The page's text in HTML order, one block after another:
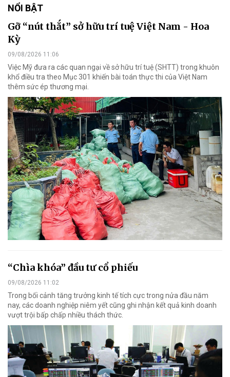
NỔI BẬT
Gỡ “nút thắt” sở hữu trí tuệ Việt Nam - Hoa
Kỳ
09/08/2026 11:06
Việc Mỹ đưa ra các quan ngại về sở hữu trí tuệ (SHTT) trong khuôn
khổ điều tra theo Mục 301 khiến bài toán thực thi của Việt Nam
thêm sức ép thương mại.
“Chìa khóa” đầu tư cổ phiếu
09/08/2026 11:02
Trong bối cảnh tăng trưởng kinh tế tích cực trong nửa đầu năm
nay, các doanh nghiệp niêm yết cũng ghi nhận kết quả kinh doanh
vượt trội bấp chấp nhiều thách thức.